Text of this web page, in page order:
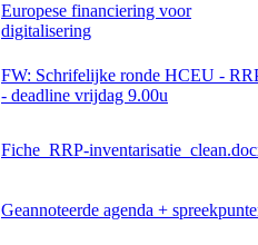
Europese financiering voor
digitalisering
FW: Schrifelijke ronde HCEU -
- deadline vrijdag 9.00u
Fiche_RRP-
Geannoteerde agenda +